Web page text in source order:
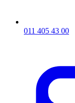
011 405 43 00